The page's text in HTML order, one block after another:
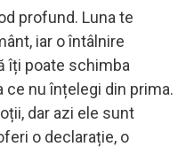
profund. Luna te
iar o întâlnire
îți poate schimba
nu înțelegi din prima.
dar azi ele sunt
o declarație, o